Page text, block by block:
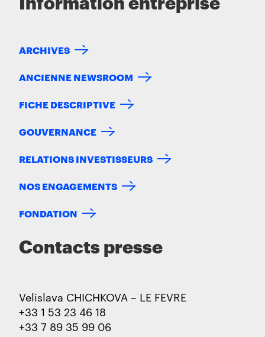
Information entreprise
ARCHIVES
ANCIENNE NEWSROOM
FICHE DESCRIPTIVE
GOUVERNANCE
RELATIONS INVESTISSEURS
NOS ENGAGEMENTS
FONDATION
Contacts presse
Velislava CHICHKOVA – LE FEVRE
+33 1 53 23 46 18
+33 7 89 35 99 06